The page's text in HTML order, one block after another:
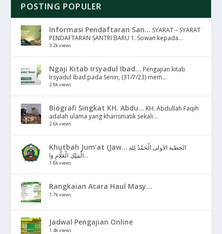
POSTING POPULER
Informasi Pendaftaran San... SYARAT – SYARAT
PENDAFTARAN SANTRI BARU 1. Sowan kepada...
3.2k views
Ngaji Kitab Irsyadul Ibad... Pengajian kitab
Irsyadul Ibad pada Senin, (31/7/23) mem...
2.8k views
Biografi Singkat KH. Abdu... KH. Abdullah Faqih
adalah ulama yang kharismatik sekali...
2.6k views
Khutbah Jum’at (Jaw... الخطبة الاولى الْحَمْدُ لِلهِ
الْمَلِكِ الْعَلَّامِ وَا...
1.8k views
Rangkaian Acara Haul Masy...
1.7k views
Jadwal Pengajian Online
1.4k views